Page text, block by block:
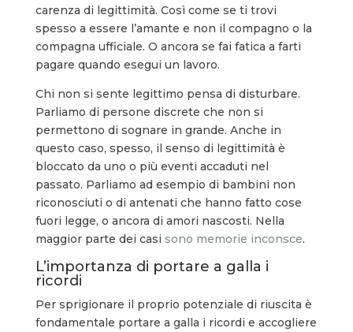
carenza di legittimità. Così come se ti trovi
spesso a essere l’amante e non il compagno o la
compagna ufficiale. O ancora se fai fatica a farti
pagare quando esegui un lavoro.
Chi non si sente legittimo pensa di disturbare.
Parliamo di persone discrete che non si
permettono di sognare in grande. Anche in
questo caso, spesso, il senso di legittimità è
bloccato da uno o più eventi accaduti nel
passato. Parliamo ad esempio di bambini non
riconosciuti o di antenati che hanno fatto cose
fuori legge, o ancora di amori nascosti. Nella
maggior parte dei casi sono memorie inconsce.
L’importanza di portare a galla i
ricordi
Per sprigionare il proprio potenziale di riuscita è
fondamentale portare a galla i ricordi e accogliere